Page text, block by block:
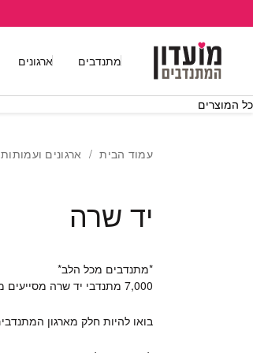
מתנדבים ארגונים
כל המוצרים
עמוד הבית / ארגונים ועמותות
יד שרה
*מתנדבים מכל הלב*
7,000 מתנדבי יד שרה מסייעים מסביב לשעון לכחצי מיליון איש בישראל מידי שנה ומתאימים לפונים ציוד לסיוע נשימתי, להגברת כושר הניידות, לשיקום ביתי ועוד.
בואו להיות חלק מארגון